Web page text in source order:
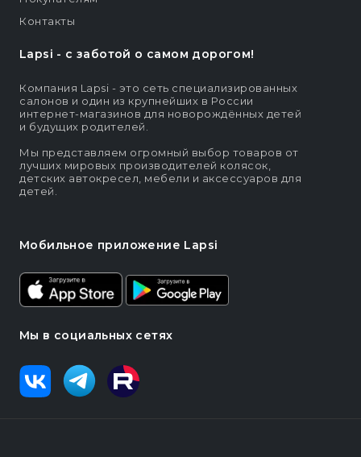
Lapsi - c заботой о самом дорогом!
Компания Lapsi - это сеть специализированных
салонов и один из крупнейших в России
интернет-магазинов для новорождённых детей
и будущих родителей.
Мы представляем огромный выбор товаров от
лучших мировых производителей колясок,
детских автокресел, мебели и аксессуаров для
детей.
Мобильное приложение Lapsi
Мы в социальных сетях
Контакты